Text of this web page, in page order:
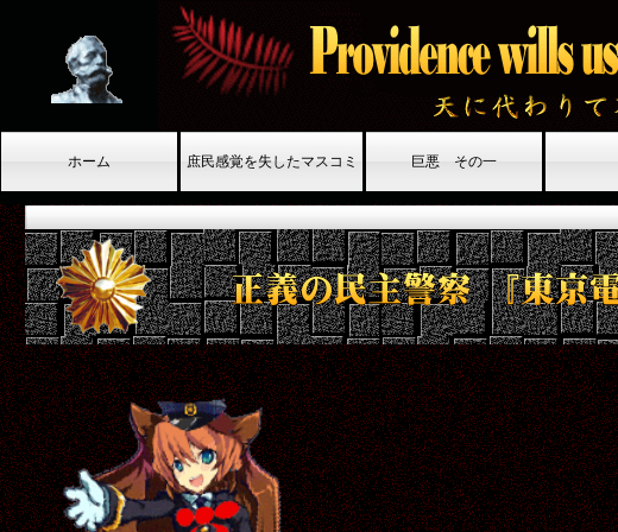
ホーム 庶民感覚を失したマスコミ 巨悪 その一